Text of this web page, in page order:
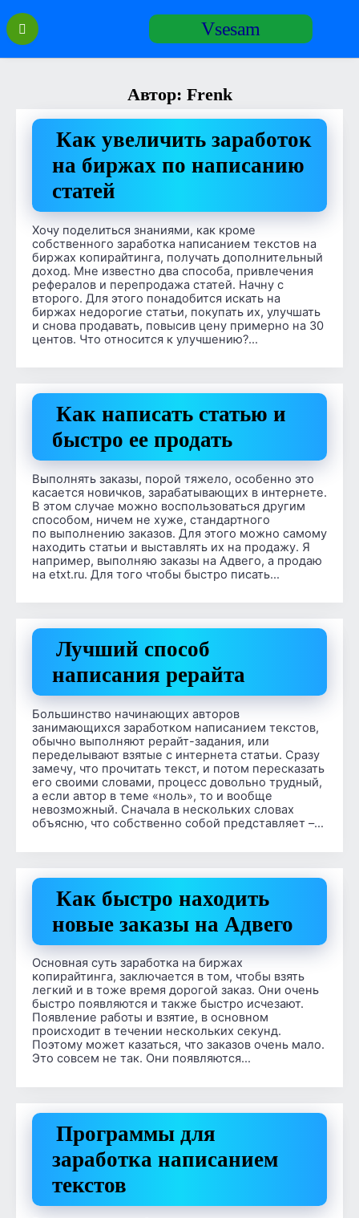
Перейти
содержанию
Vsesam
Автор: Frenk
Как увеличить заработок
на биржах по написанию
статей
Хочу поделиться знаниями, как кроме
собственного заработка написанием текстов на
биржах копирайтинга, получать дополнительный
доход. Мне известно два способа, привлечения
рефералов и перепродажа статей. Начну с
второго. Для этого понадобится искать на
биржах недорогие статьи, покупать их, улучшать
и снова продавать, повысив цену примерно на 30
центов. Что относится к улучшению?…
Как написать статью и
быстро ее продать
Выполнять заказы, порой тяжело, особенно это
касается новичков, зарабатывающих в интернете.
В этом случае можно воспользоваться другим
способом, ничем не хуже, стандартного
по выполнению заказов. Для этого можно самому
находить статьи и выставлять их на продажу. Я
например, выполняю заказы на Адвего, а продаю
на etxt.ru. Для того чтобы быстро писать…
Лучший способ
написания рерайта
Большинство начинающих авторов
занимающихся заработком написанием текстов,
обычно выполняют рерайт-задания, или
переделывают взятые с интернета статьи. Сразу
замечу, что прочитать текст, и потом пересказать
его своими словами, процесс довольно трудный,
а если автор в теме «ноль», то и вообще
невозможный. Сначала в нескольких словах
объясню, что собственно собой представляет –…
Как быстро находить
новые заказы на Адвего
Основная суть заработка на биржах
копирайтинга, заключается в том, чтобы взять
легкий и в тоже время дорогой заказ. Они очень
быстро появляются и также быстро исчезают.
Появление работы и взятие, в основном
происходит в течении нескольких секунд.
Поэтому может казаться, что заказов очень мало.
Это совсем не так. Они появляются…
Программы для
заработка написанием
текстов